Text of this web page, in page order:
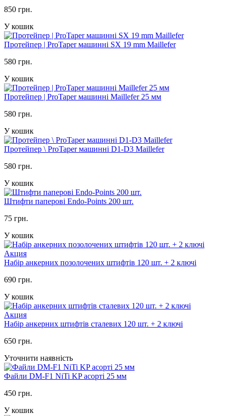
850 грн.
У кошик
Протейпер | ProTaper машинні SX 19 mm Maillefer
580 грн.
У кошик
Протейпер | ProTaper машинні Maillefer 25 мм
580 грн.
У кошик
Протейпер \ ProTaper машинні D1-D3 Maillefer
580 грн.
У кошик
Штифти паперові Endo-Points 200 шт.
75 грн.
У кошик
Акция
Набір анкерних позолочених штифтів 120 шт. + 2 ключі
690 грн.
У кошик
Акция
Набір анкерних штифтів сталевих 120 шт. + 2 ключі
650 грн.
Уточнити наявність
Файли DM-F1 NiTi KP асорті 25 мм
450 грн.
У кошик